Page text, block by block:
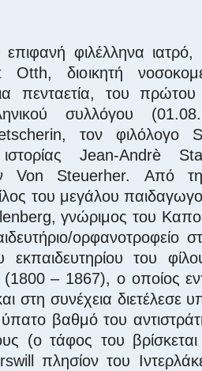
επιφανή φιλέλληνα
Otth, διοικητή
πενταετία, του
συλλόγου
τον φιλόλογο
Jean-Andrè
Von Steuerher. Από
του μεγάλου
γνώριμος του
ορφανοτροφείο
εκπαιδευτηρίου του
– 1867), ο οποίος
στη συνέχεια
βαθμό του
(ο τάφος του
πλησίον του